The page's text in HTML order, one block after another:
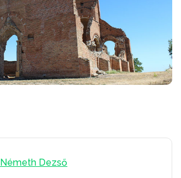
Németh Dezső